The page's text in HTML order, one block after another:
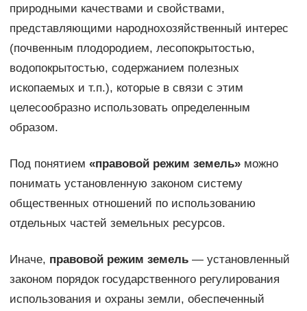
природными качествами и свойствами,
представляющими народнохозяйственный интерес
(почвенным плодородием, лесопокрытостью,
водопокрытостью, содержанием полезных
ископаемых и т.п.), которые в связи с этим
целесообразно использовать определенным
образом.
Под понятием «правовой режим земель»можно
понимать установленную законом систему
общественных отношений по использованию
отдельных частей земельных ресурсов.
Иначе, правовой режим земель— установленный
законом порядок государственного регулирования
использования и охраны земли, обеспеченный